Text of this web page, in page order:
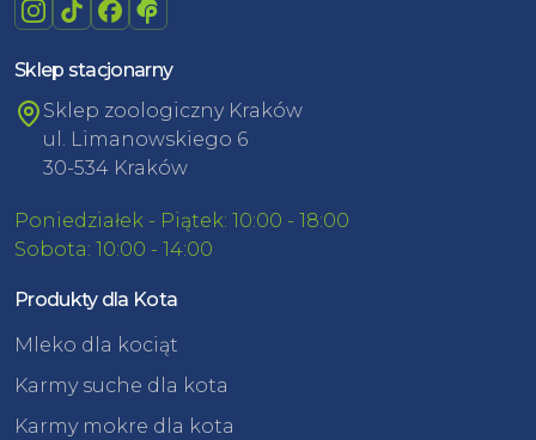
Sklep stacjonarny
Sklep zoologiczny Kraków
ul. Limanowskiego 6
30-534 Kraków
Poniedziałek - Piątek: 10:00 - 18:00
Sobota: 10:00 - 14:00
Produkty dla Kota
Mleko dla kociąt
Karmy suche dla kota
Karmy mokre dla kota